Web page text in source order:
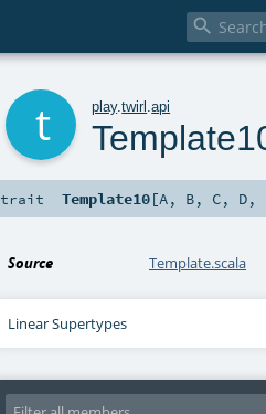

play.twirl .api
trait Template10[A, B, C, D,
Source Template.scala
Linear Supertypes